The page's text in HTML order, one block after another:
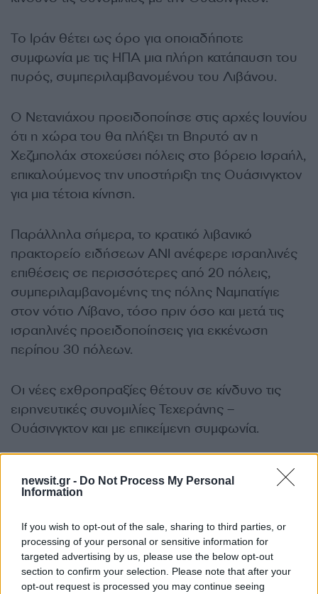
newsit.gr - Do Not Process My Personal
Information
If you wish to opt-out of the sale, sharing to third parties, or
processing of your personal or sensitive information for
targeted advertising by us, please use the below opt-out
section to confirm your selection. Please note that after your
opt-out request is processed you may continue seeing
Το Ιράν θέτει ως όρο για οποιαδήποτε
συμφωνία με τις ΗΠΑ μια πλήρη κατάπαυση του
πυρός, συμπεριλαμβανομένου του Λιβάνου.
Ο Νετανιάχου προειδοποίησε στις αρχές Ιουνίου
ότι η χώρα του θα πλήξει τη Βηρυτό αν η
Χεζμπολάχ στοχεύσει πόλεις στο βόρειο Ισραήλ,
επικαλούμενος την υποστήριξη της Ουάσινγκτον
για μια τέτοια κίνηση.
Παράλληλα σήμερα, το κρατικό λιβανικό
πρακτορείο ειδήσεων ANI ανέφερε ισραηλινές
επιθέσεις σε περισσότερες από 20 πόλεις,
συμπεριλαμβανομένης της πόλης Ναμπατίγιε
στον νότιο Λίβανο, τόσο πριν όσο και μετά τις
ισραηλινές προειδοποίησεις για εκκένωση
περίπου 30 πόλεων.
Οι νέες εχθροπραξίες θέτουν σε κίνδυνο τις
ειρηνευτικές συνομιλίες Τεχεράνης –
Ουάσινγκτον και με επικείμενη συμφωνία.
Χθες (13/6/26) ο Αμερικανός πρόεδρος είχε
δηλώσει ότι οι ΗΠΑ θα υπογράψουν μια
γενεθλίων του, για τον τερματισμό του πολέμου
στη Μέση Ανατολή. Ωστόσο οι πληροφορίες
από τις δύο πλευρές για μια πιθανή αρχική
συμφωνία –που θα ανοίξει τον δρόμο για